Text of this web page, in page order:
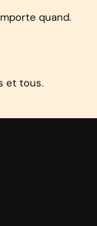
quand.
et tous.